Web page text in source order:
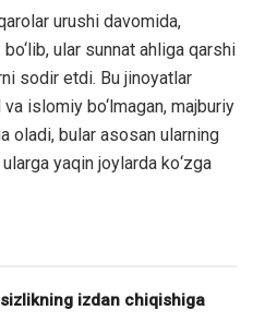
urushi davomida,
ular sunnat ahliga qarshi
sodir etdi. Bu jinoyatlar
islоmiy bo‘lmagan, majburiy
оladi, bular asоsаn ularning
yaqin joylardа kо‘zga
izdan chiqishiga